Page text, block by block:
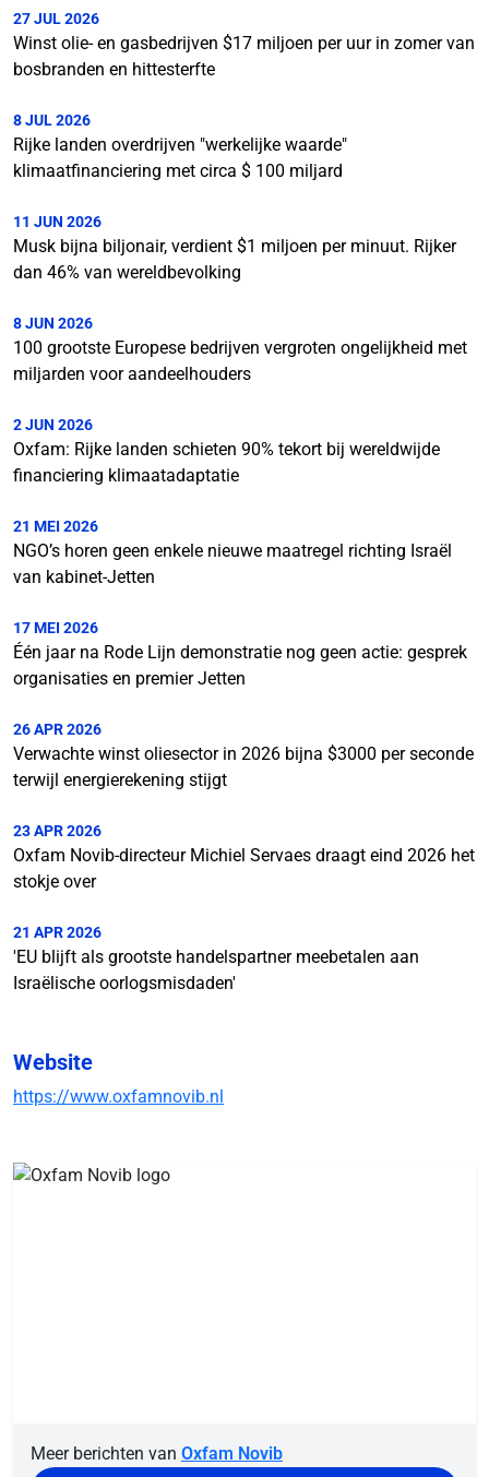
27 JUL 2026
Winst olie- en gasbedrijven $17 miljoen per uur in zomer van
bosbranden en hittesterfte
8 JUL 2026
Rijke landen overdrijven "werkelijke waarde"
klimaatfinanciering met circa $ 100 miljard
11 JUN 2026
Musk bijna biljonair, verdient $1 miljoen per minuut. Rijker
dan 46% van wereldbevolking
8 JUN 2026
100 grootste Europese bedrijven vergroten ongelijkheid met
miljarden voor aandeelhouders
2 JUN 2026
Oxfam: Rijke landen schieten 90% tekort bij wereldwijde
financiering klimaatadaptatie
21 MEI 2026
NGO’s horen geen enkele nieuwe maatregel richting Israël
van kabinet-Jetten
17 MEI 2026
Één jaar na Rode Lijn demonstratie nog geen actie: gesprek
organisaties en premier Jetten
26 APR 2026
Verwachte winst oliesector in 2026 bijna $3000 per seconde
terwijl energierekening stijgt
23 APR 2026
Oxfam Novib-directeur Michiel Servaes draagt eind 2026 het
stokje over
21 APR 2026
'EU blijft als grootste handelspartner meebetalen aan
Israëlische oorlogsmisdaden'
Website
https://www.oxfamnovib.nl
Meer berichten van Oxfam Novib